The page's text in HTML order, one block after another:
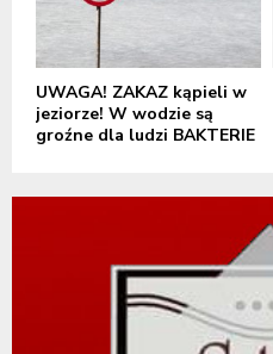
UWAGA! ZAKAZ kąpieli w
jeziorze! W wodzie są
groźne dla ludzi BAKTERIE